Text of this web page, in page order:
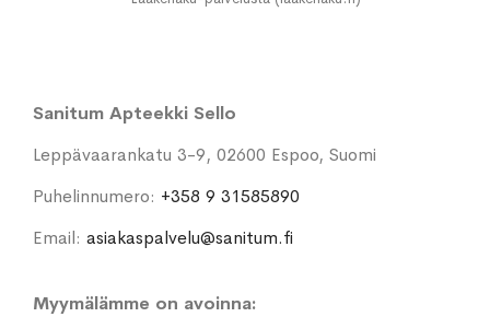
Sanitum Apteekki Sello
Leppävaarankatu 3-9, 02600 Espoo, Suomi
Puhelinnumero: +358 9 31585890
Email: asiakaspalvelu@sanitum.fi
Myymälämme on avoinna: